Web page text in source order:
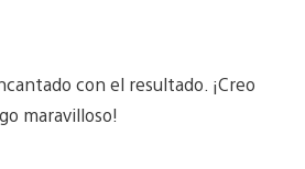
con el resultado. ¡Creo
maravilloso!